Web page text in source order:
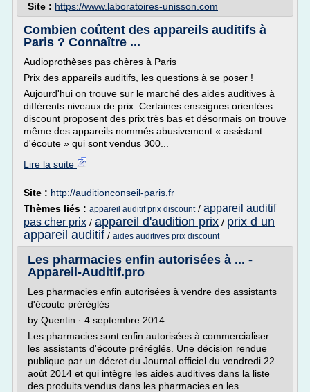
Site : https://www.laboratoires-unisson.com
Combien coûtent des appareils auditifs à
Paris ? Connaître ...
Audioprothèses pas chères à Paris
Prix des appareils auditifs, les questions à se poser !
Aujourd'hui on trouve sur le marché des aides auditives à
différents niveaux de prix. Certaines enseignes orientées
discount proposent des prix très bas et désormais on trouve
même des appareils nommés abusivement « assistant
d'écoute » qui sont vendus 300...
Lire la suite
Site : http://auditionconseil-paris.fr
Thèmes liés : appareil auditif prix discount/ appareil auditif
pas cher prix / appareil d'audition prix / prix d un
appareil auditif / aides auditives prix discount
Les pharmacies enfin autorisées à ... -
Appareil-Auditif.pro
Les pharmacies enfin autorisées à vendre des assistants
d'écoute préréglés
by Quentin · 4 septembre 2014
Les pharmacies sont enfin autorisées à commercialiser
les assistants d'écoute préréglés. Une décision rendue
publique par un décret du Journal officiel du vendredi 22
août 2014 et qui intègre les aides auditives dans la liste
des produits vendus dans les pharmacies en les...